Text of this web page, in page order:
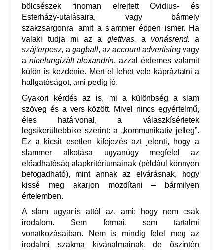
bölcsészek finoman elrejtett Ovidius- és
Esterházy-utalásaira, vagy bármely
szakzsargonra, amit a slammer éppen ismer. Ha
valaki tudja mi az a glettvas, a vonásrend, a
szájterpesz, a gagball, az account advertising vagy
a nibelungizált alexandrin, azzal érdemes valamit
külön is kezdenie. Mert el lehet vele kápráztatni a
hallgatóságot, ami pedig jó.
Gyakori kérdés az is, mi a különbség a slam
szöveg és a vers között. Mivel nincs egyértelmű,
éles határvonal, a válaszkísérletek
legsikerültebbike szerint: a „kommunikatív jelleg”.
Ez a kicsit esetlen kifejezés azt jelenti, hogy a
slammer alkotása ugyanúgy megfelel az
előadhatóság alapkritériumainak (például könnyen
befogadható), mint annak az elvárásnak, hogy
kissé meg akarjon mozdítani – bármilyen
értelemben.
A slam ugyanis attól az, ami: hogy nem csak
irodalom. Sem formai, sem tartalmi
vonatkozásaiban. Nem is mindig felel meg az
irodalmi szakma kívánalmainak, de őszintén